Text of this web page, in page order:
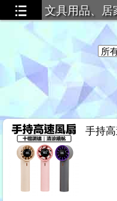
文具用品、居
價，恕不提
手持